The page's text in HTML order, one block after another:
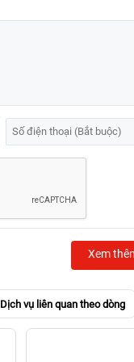
Xem
Dịch vụ liên quan theo dòng